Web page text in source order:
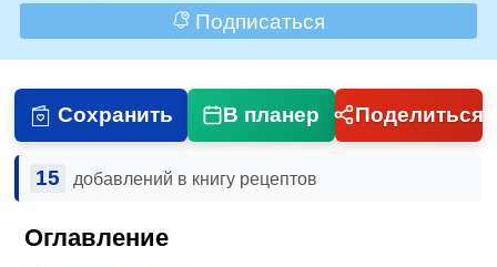
Подписаться
Сохранить В планер Поделиться
15 добавлений в книгу рецептов
Оглавление